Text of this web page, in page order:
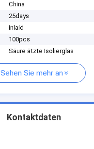
China
25days
inlaid
100pcs
Säure ätzte Isolierglas
Sehen Sie mehr an
Kontaktdaten